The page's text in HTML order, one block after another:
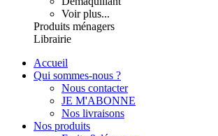
Voir plus...
Produits ménagers
Librairie
Accueil
Qui sommes-nous ?
Nous contacter
JE M'ABONNE
Nos livraisons
Nos produits